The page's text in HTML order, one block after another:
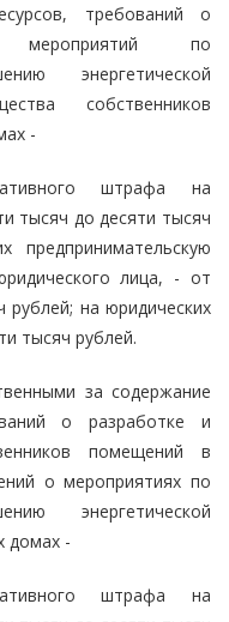
требований о
мероприятий по
энергетической
собственников
-
штрафа на
тысяч до десяти тысяч
лица, - от
рублей; на юридических
тысяч рублей.
за содержание
о разработке и
помещений в
о мероприятиях по
энергетической
домах -
штрафа на